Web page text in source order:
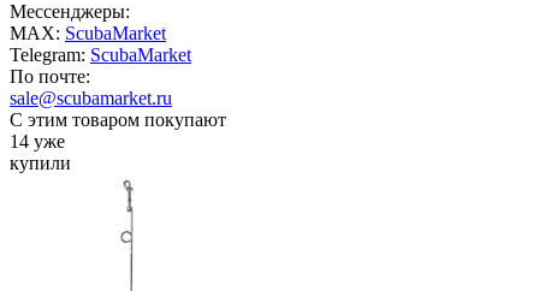
Мессенджеры:
MAX: ScubaMarket
Telegram: ScubaMarket
По почте:
sale@scubamarket.ru
С этим товаром покупают
14 уже
купили